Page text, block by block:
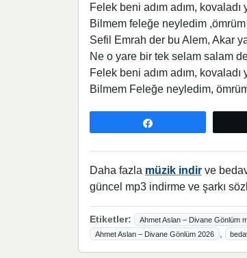
Felek beni adım adım, kovaladı
Bilmem feleğe neyledim
Sefil Emrah der bu Alem, Akar
Ne o yare bir tek selam salam
Felek beni adım adım, kovaladı
Bilmem Feleğe neyledim,
Daha fazla müzik indir ve
güncel mp3 indirme ve şarkı
Etiketler: Ahmet Aslan – Divane Gönlüm
Ahmet Aslan – Divane Gönlüm 2026